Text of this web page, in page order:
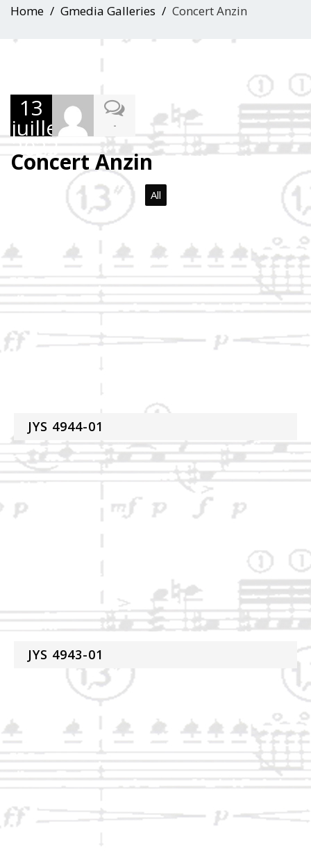
Home Gmedia Galleries Concert Anzin
13
juillet
2023
-
Concert Anzin
All
JYS 4944-01
JYS 4943-01